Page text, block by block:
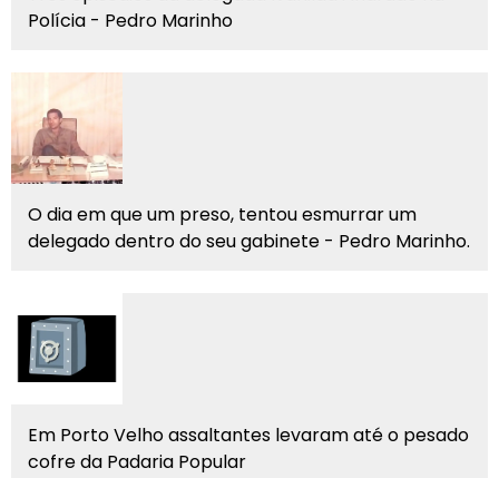
Polícia - Pedro Marinho
O dia em que um preso, tentou esmurrar um
delegado dentro do seu gabinete - Pedro Marinho.
Em Porto Velho assaltantes levaram até o pesado
cofre da Padaria Popular